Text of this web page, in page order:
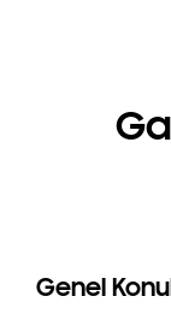
Genel